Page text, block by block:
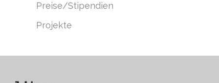
Preise/Stipendien
Projekte